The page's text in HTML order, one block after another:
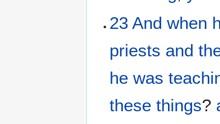
23 And when
priests and
he was
these things?